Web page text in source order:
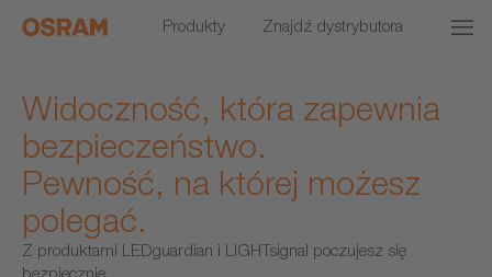
Produkty Znajdź dystrybutora
Widoczność, która zapewnia
bezpieczeństwo.
Pewność, na której możesz
polegać.
Z produktami LEDguardian i LIGHTsignal poczujesz się
bezpiecznie.